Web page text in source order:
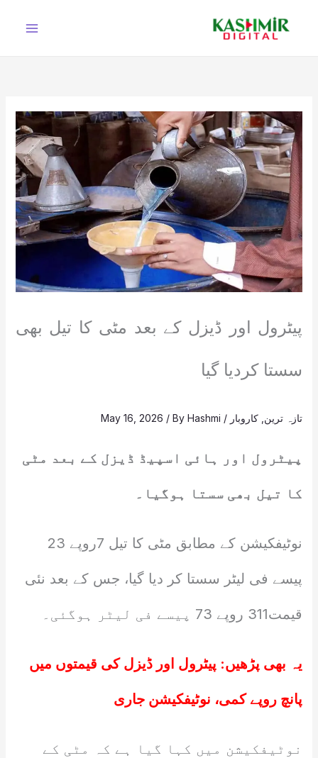
پیٹرول اور ڈیزل کے بعد مٹی کا تیل بھی
سستا کردیا گیا
تازہ ترین کاروبار /
May 16, 2026 / ByHashmi
پیٹرول اور ہائی اسپیڈ ڈیزل کے بعد مٹی
کا تیل بھی سستا ہوگیا۔
نوٹیفکیشن کے مطابق مٹی کا تیل 7روپے 23
پیسے فی لیٹر سستا کر دیا گیا، جس کے بعد نئی
قیمت311 روپے 73 پیسے فی لیٹر ہوگئی۔
یہ بھی پڑھیں: پیٹرول اور ڈیزل کی قیمتوں میں
پانچ روپے کمی، نوٹیفکیشن جاری
نوٹیفکیشن میں کہا گیا ہے کہ مٹی کے